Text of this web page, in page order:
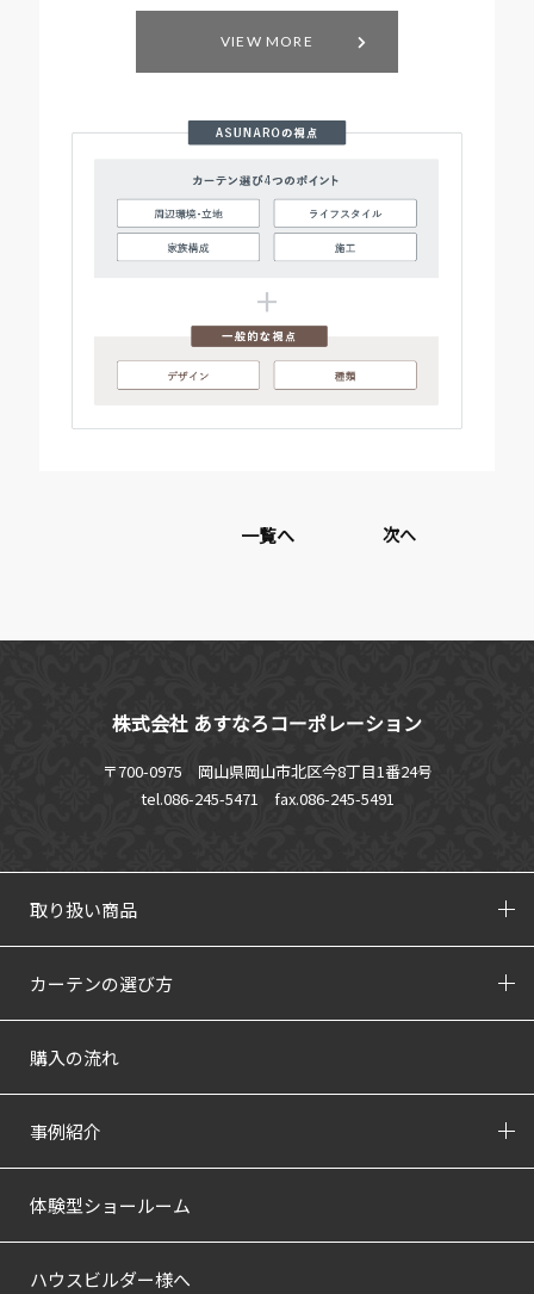
VIEW MORE
一覧へ 次へ
株式会社 あすなろコーポレーション
〒700-0975 岡山県岡山市北区今8丁目1番24号
tel.086-245-5471
fax.086-245-5491
取り扱い商品
カーテンの選び方
購入の流れ
事例紹介
体験型ショールーム
ハウスビルダー様へ